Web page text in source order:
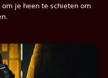
je heen te schieten om